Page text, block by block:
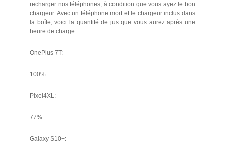
recharger nos téléphones, à condition que vous ayez le bon
chargeur. Avec un téléphone mort et le chargeur inclus dans
la boîte, voici la quantité de jus que vous aurez après une
heure de charge:
OnePlus 7T:
100%
Pixel4XL:
77%
Galaxy S10+: